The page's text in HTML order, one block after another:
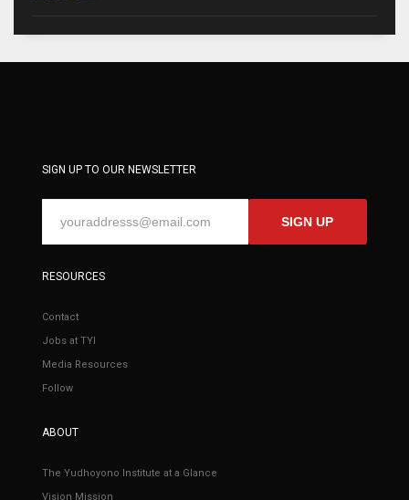
SIGN UP TO OUR NEWSLETTER
SIGN UP
RESOURCES
Contact
Jobs at TYI
Media Resources
Follow
ABOUT
The Yudhoyono Institute at a Glance
Vision Mission